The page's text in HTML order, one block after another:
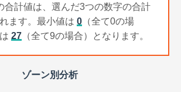
合計値は、選んだ3つの数字の合計
ます。最小値は 0 （全て0の場
27 （全て9の場合）となります。
ゾーン別分析